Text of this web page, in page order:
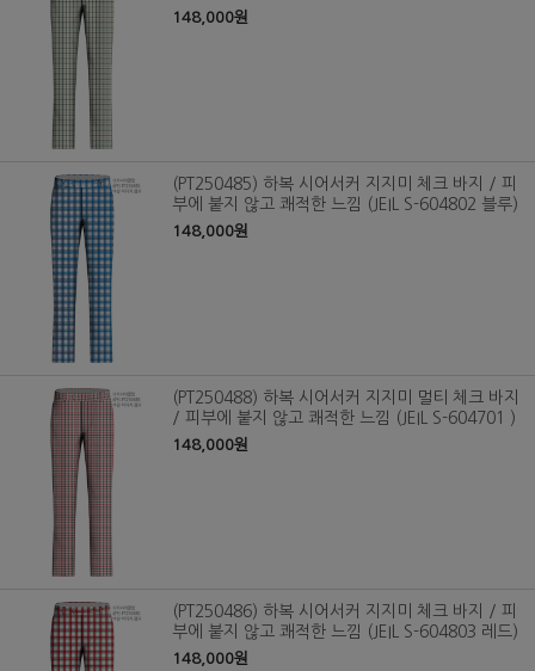
148,000원
(PT250485) 하복 시어서커 지지미 체크 바지 / 피
부에 붙지 않고 쾌적한 느낌 (JEIL S-604802 블루)
148,000원
(PT250488) 하복 시어서커 지지미 멀티 체크 바지
/ 피부에 붙지 않고 쾌적한 느낌 (JEIL S-604701 )
148,000원
(PT250486) 하복 시어서커 지지미 체크 바지 / 피
부에 붙지 않고 쾌적한 느낌 (JEIL S-604803 레드)
148,000원